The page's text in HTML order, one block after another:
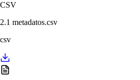
CSV
2.1 metadatos.csv
csv